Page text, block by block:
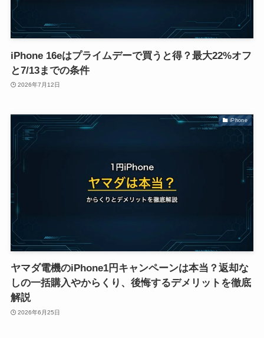
iPhone 16eはプライムデーで買うと得？最大22%オフ
と7/13までの条件
2026年7月12日
iPhone
ヤマダ電機のiPhone1円キャンペーンは本当？返却な
しの一括購入やからくり、後悔するデメリットを徹底
解説
2026年6月25日